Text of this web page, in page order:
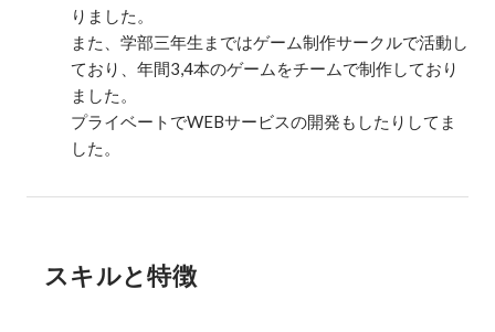
りました。
また、学部三年生まではゲーム制作サークルで活動し
ており、年間3,4本のゲームをチームで制作しており
ました。
プライベートでWEBサービスの開発もしたりしてま
した。
スキルと特徴